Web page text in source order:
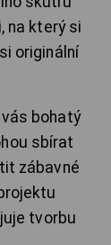
na který si
originální
bohatý
sbírat
zábavné
tvorbu